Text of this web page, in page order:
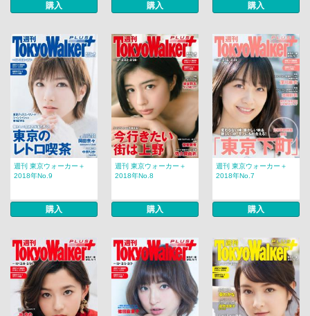
購入 購入 購入
週刊 東京ウォーカー＋
2018年No.9
購入
週刊 東京ウォーカー＋
2018年No.8
購入
週刊 東京ウォーカー＋
2018年No.7
購入